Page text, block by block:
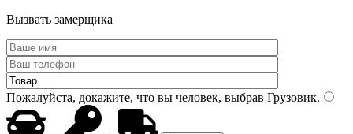
Вызвать замерщика
Пожалуйста, докажите, что вы человек, выбрав Грузовик.